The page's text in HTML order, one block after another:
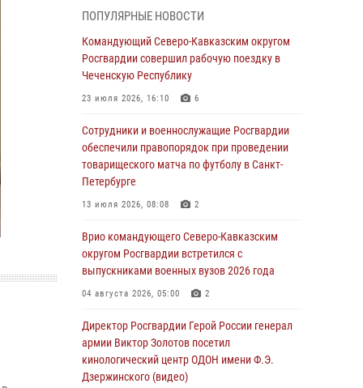
Юные гости из летних лагерей посетили
кинологический центр Росгвардии (видео)
07 августа 2026, 12:20
Ветеран войск правопорядка генерал-майор
Иван Пияшев – герой выпуска «Легенды
армии с Александром Маршалом»
07 августа 2026, 12:00
округу Росгвардии и ветераны военной
контрразведки почтили память Николая
Кузнецова
07 августа 2026, 12:00 4
Росгвардейцы пресекли попытку руферов
подняться на крышу Смольного собора в
Санкт-Петербурге (видео)
07 августа 2026, 11:34
ПОПУЛЯРНЫЕ НОВОСТИ
Командующий Северо-Кавказским округом
Росгвардии совершил рабочую поездку в
Чеченскую Республику
23 июля 2026, 16:10 6
Сотрудники и военнослужащие Росгвардии
обеспечили правопорядок при проведении
товарищеского матча по футболу в Санкт-
Петербурге
13 июля 2026, 08:08 2
Врио командующего Северо-Кавказским
округом Росгвардии встретился с
выпускниками военных вузов 2026 года
04 августа 2026, 05:00 2
Директор Росгвардии Герой России генерал
армии Виктор Золотов посетил
кинологический центр ОДОН имени Ф.Э.
Дзержинского (видео)